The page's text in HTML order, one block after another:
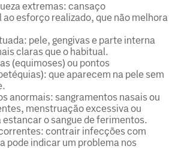
extremas: cansaço
esforço realizado, que não melhora
pele, gengivas e parte interna
claras que o habitual.
(equimoses) ou pontos
que aparecem na pele sem
anormais: sangramentos nasais ou
menstruação excessiva ou
o sangue de ferimentos.
contrair infecções com
pode indicar um problema nos